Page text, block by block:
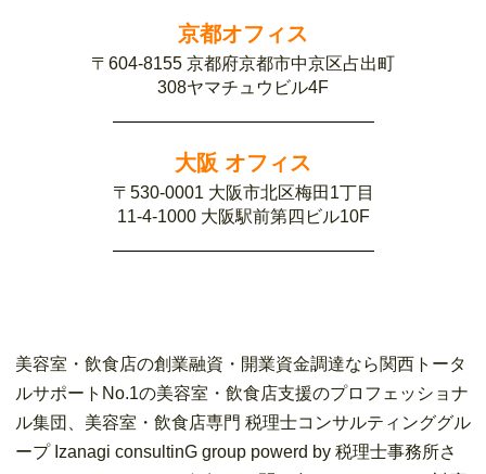
京都オフィス
〒604-8155 京都府京都市中京区占出町
308ヤマチュウビル4F
大阪 オフィス
〒530-0001 大阪市北区梅田1丁目
11-4-1000 大阪駅前第四ビル10F
美容室・飲食店の創業融資・開業資金調達なら関西トータ
ルサポートNo.1の美容室・飲食店支援のプロフェッショナ
ル集団、美容室・飲食店専門 税理士コンサルティンググル
ープ Izanagi consultinG group powerd by 税理士事務所さ